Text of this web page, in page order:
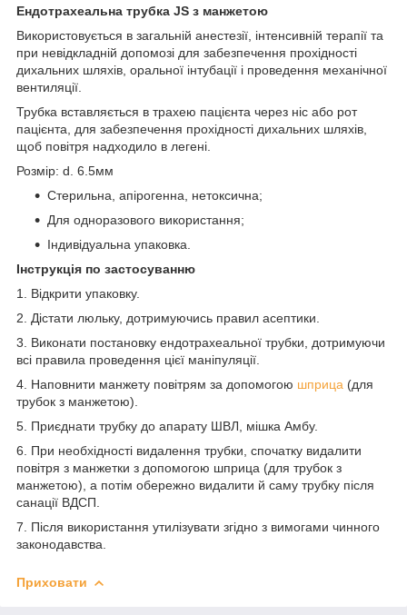
Ендотрахеальна трубка JS з манжетою
Використовується в загальній анестезії, інтенсивній терапії та
при невідкладній допомозі для забезпечення прохідності
дихальних шляхів, оральної інтубації і проведення механічної
вентиляції.
Трубка вставляється в трахею пацієнта через ніс або рот
пацієнта, для забезпечення прохідності дихальних шляхів,
щоб повітря надходило в легені.
Розмір: d. 6.5мм
Стерильна, апірогенна, нетоксична;
Для одноразового використання;
Індивідуальна упаковка.
Інструкція по застосуванню
1. Відкрити упаковку.
2. Дістати люльку, дотримуючись правил асептики.
3. Виконати постановку ендотрахеальної трубки, дотримуючи
всі правила проведення цієї маніпуляції.
4. Наповнити манжету повітрям за допомогою шприца (для
трубок з манжетою).
5. Приєднати трубку до апарату ШВЛ, мішка Амбу.
6. При необхідності видалення трубки, спочатку видалити
повітря з манжетки з допомогою шприца (для трубок з
манжетою), а потім обережно видалити й саму трубку після
санації ВДСП.
7. Після використання утилізувати згідно з вимогами чинного
законодавства.
Приховати